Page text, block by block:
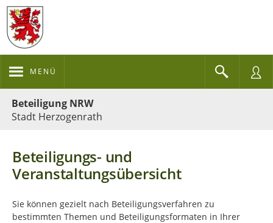
MENÜ
Beteiligung NRW
Stadt Herzogenrath
Beteiligungs- und
Veranstaltungsübersicht
Sie können gezielt nach Beteiligungsverfahren zu
bestimmten Themen und Beteiligungsformaten in Ihrer